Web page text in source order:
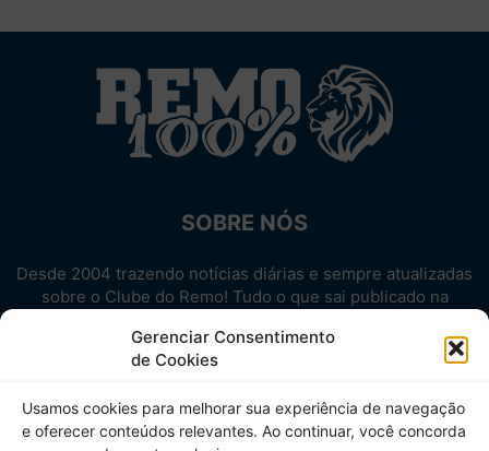
Gerenciar Consentimento
de Cookies
Usamos cookies para melhorar sua experiência de navegação
e oferecer conteúdos relevantes. Ao continuar, você concorda
SOBRE NÓS
Desde 2004 trazendo notícias diárias e sempre atualizadas
sobre o Clube do Remo! Tudo o que sai publicado na
Aproveite! Site não-oficial.
SIGA-NOS